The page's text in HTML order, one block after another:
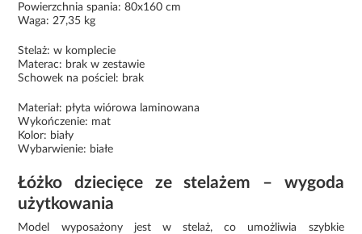
Powierzchnia spania: 80x160 cm
Waga: 27,35 kg
Stelaż: w komplecie
Materac: brak w zestawie
Schowek na pościel: brak
Materiał: płyta wiórowa laminowana
Wykończenie: mat
Kolor: biały
Wybarwienie: białe
Łóżko dziecięce ze stelażem – wygoda
użytkowania
Model wyposażony jest w stelaż, co umożliwia szybkie